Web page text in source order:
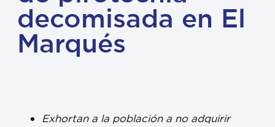
decomisada en El
Marqués
Exhortan a la población a no adquirir